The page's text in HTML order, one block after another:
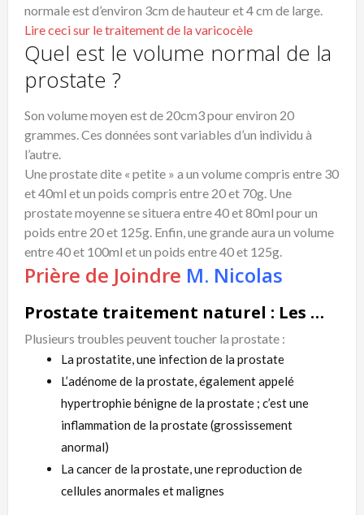
normale est d’environ 3cm de hauteur et 4 cm de large.
Lire ceci sur le traitement de la varicocèle
Quel est le volume normal de la
prostate ?
Son volume moyen est de 20cm3 pour environ 20
grammes. Ces données sont variables d’un individu à
l’autre.
Une prostate dite « petite » a un volume compris entre 30
et 40ml et un poids compris entre 20 et 70g. Une
prostate moyenne se situera entre 40 et 80ml pour un
poids entre 20 et 125g. Enfin, une grande aura un volume
entre 40 et 100ml et un poids entre 40 et 125g.
Prière de Joindre M. Nicolas
Prostate traitement naturel : Les maladies de la prostate
Plusieurs troubles peuvent toucher la prostate :
La prostatite, une infection de la prostate
L’adénome de la prostate, également appelé
hypertrophie bénigne de la prostate ; c’est une
inflammation de la prostate (grossissement
anormal)
La cancer de la prostate, une reproduction de
cellules anormales et malignes